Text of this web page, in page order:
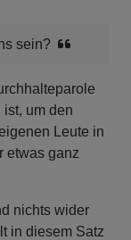
sein?
um den
Leute in
etwas ganz
nichts wider
in diesem Satz